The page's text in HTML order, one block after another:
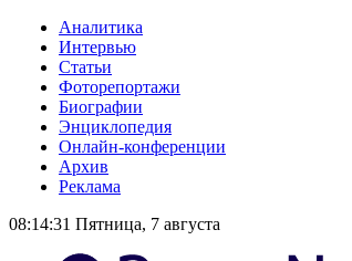
Аналитика
Интервью
Статьи
Фоторепортажи
Биографии
Энциклопедия
Онлайн-конференции
Архив
Реклама
08:14:31 Пятница, 7 августа